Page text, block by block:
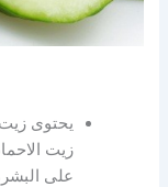
يحتوى زيت
زيت
على